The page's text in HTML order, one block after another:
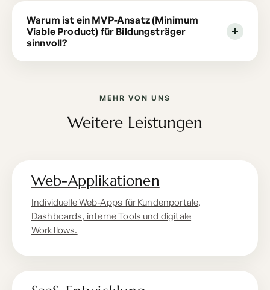
Warum ist ein MVP-Ansatz (Minimum
Viable Product) für Bildungsträger
sinnvoll?
MEHR VON UNS
Weitere Leistungen
Web-Applikationen
Individuelle Web-Apps für Kundenportale,
Dashboards, interne Tools und digitale
Workflows.